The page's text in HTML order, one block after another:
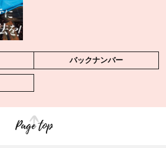
バックナンバー
Page top